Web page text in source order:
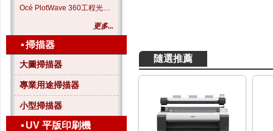
Océ PlotWave 360工程光電大圖機
更多...
▪掃描器
大圖掃描器
專業用途掃描器
小型掃描器
▪ UV 平版印刷機
隨選推薦